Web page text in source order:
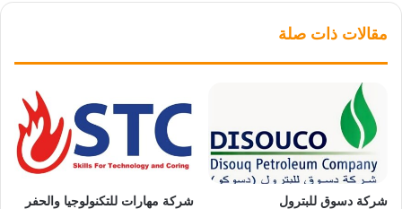
مقالات ذات صلة
شركة دسوق للبترول
شركة مهارات للتكنولوجيا والحفر